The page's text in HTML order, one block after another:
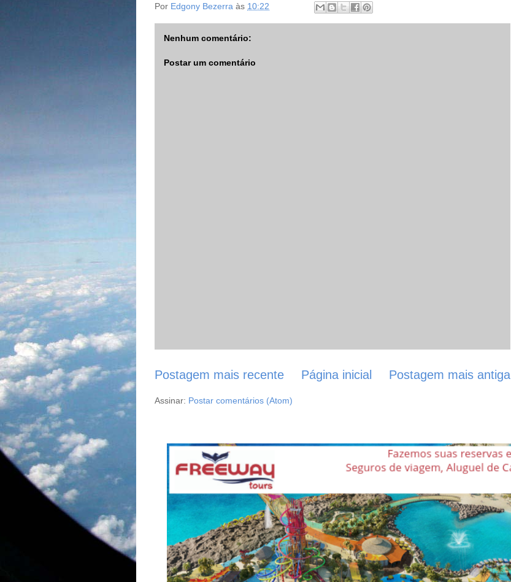
Por Edgony Bezerra às 10:22
Nenhum comentário:
Postar um comentário
Postagem mais recente Postagem mais antiga
Página inicial
Assinar: Postar comentários (Atom)